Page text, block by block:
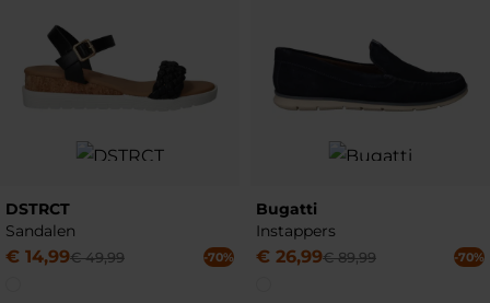
DSTRCT
Sandalen
€ 14,99€ 49,99 -70%
Bugatti
Instappers
€ 26,99€ 89,99 -70%